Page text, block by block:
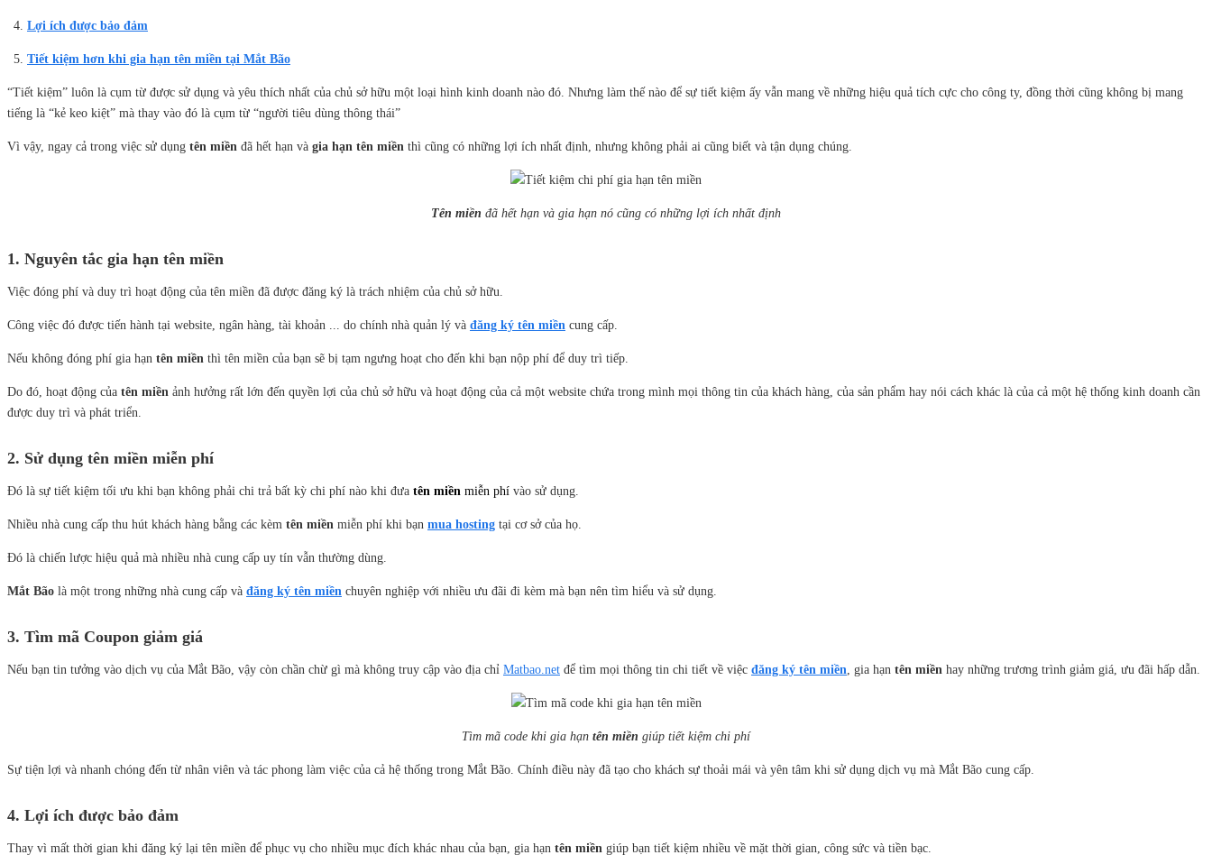
Lợi ích được bảo đảm
Tiết kiệm hơn khi gia hạn tên miền tại Mắt Bão
“Tiết kiệm” luôn là cụm từ được sử dụng và yêu thích nhất của chủ sở hữu một loại hình kinh doanh nào đó. Nhưng làm thế nào để sự tiết kiệm ấy vẫn mang về những hiệu quả tích cực cho công ty, đồng thời cũng không bị mang
tiếng là “kẻ keo kiệt” mà thay vào đó là cụm từ “người tiêu dùng thông thái”
Vì vậy, ngay cả trong việc sử dụng tên miền đã hết hạn và gia hạn tên miền thì cũng có những lợi ích nhất định, nhưng không phải ai cũng biết và tận dụng chúng.
Tên miền đã hết hạn và gia hạn nó cũng có những lợi ích nhất định
1. Nguyên tắc gia hạn tên miền
Việc đóng phí và duy trì hoạt động của tên miền đã được đăng ký là trách nhiệm của chủ sở hữu.
Công việc đó được tiến hành tại website, ngân hàng, tài khoản ... do chính nhà quản lý và đăng ký tên miền cung cấp.
Nếu không đóng phí gia hạn tên miền thì tên miền của bạn sẽ bị tạm ngưng hoạt cho đến khi bạn nộp phí để duy trì tiếp.
Do đó, hoạt động của tên miền ảnh hưởng rất lớn đến quyền lợi của chủ sở hữu và hoạt động của cả một website chứa trong mình mọi thông tin của khách hàng, của sản phẩm hay nói cách khác là của cả một hệ thống kinh doanh cần
được duy trì và phát triển.
2. Sử dụng tên miền miễn phí
Đó là sự tiết kiệm tối ưu khi bạn không phải chi trả bất kỳ chi phí nào khi đưa tên miền miễn phí vào sử dụng.
Nhiều nhà cung cấp thu hút khách hàng bằng các kèm tên miền miễn phí khi bạn mua hosting tại cơ sở của họ.
Đó là chiến lược hiệu quả mà nhiều nhà cung cấp uy tín vẫn thường dùng.
Mắt Bão là một trong những nhà cung cấp và đăng ký tên miền chuyên nghiệp với nhiều ưu đãi đi kèm mà bạn nên tìm hiểu và sử dụng.
3. Tìm mã Coupon giảm giá
Nếu bạn tin tưởng vào dịch vụ của Mắt Bão, vậy còn chần chừ gì mà không truy cập vào địa chỉ Matbao.net để tìm mọi thông tin chi tiết về việc đăng ký tên miền, gia hạn tên miền hay những trương trình giảm giá, ưu đãi hấp dẫn.
Tìm mã code khi gia hạn tên miền giúp tiết kiệm chi phí
Sự tiện lợi và nhanh chóng đến từ nhân viên và tác phong làm việc của cả hệ thống trong Mắt Bão. Chính điều này đã tạo cho khách sự thoải mái và yên tâm khi sử dụng dịch vụ mà Mắt Bão cung cấp.
4. Lợi ích được bảo đảm
Thay vì mất thời gian khi đăng ký lại tên miền để phục vụ cho nhiều mục đích khác nhau của bạn, gia hạn tên miền giúp bạn tiết kiệm nhiều về mặt thời gian, công sức và tiền bạc.